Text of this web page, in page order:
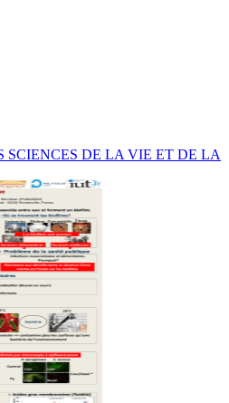
SCIENCES DE LA VIE ET DE LA